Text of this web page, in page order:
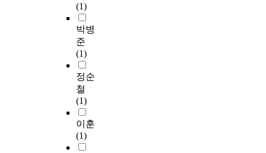
(1)
박병
준
(1)
정순
철
(1)
이훈
(1)